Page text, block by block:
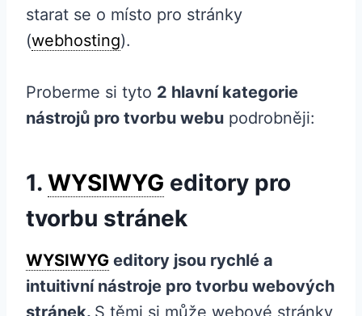
starat se o místo pro stránky
(webhosting).
Proberme si tyto 2 hlavní kategorie
nástrojů pro tvorbu webu podrobněji:
1. WYSIWYG editory pro
tvorbu stránek
WYSIWYG editory jsou rychlé a
intuitivní nástroje pro tvorbu webových
stránek. S těmi si může webové stránky